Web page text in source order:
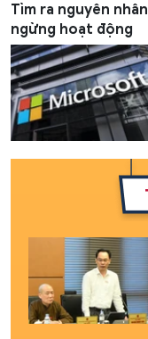
Tìm ra nguyên
ngừng hoạt động